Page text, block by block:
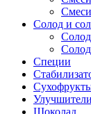
Солод и
Солод
Специи
Улучшители